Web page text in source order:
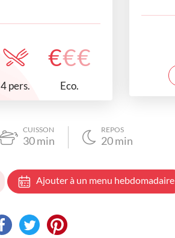
4 pers.
€€€
Eco.
CUISSON
30min
REPOS
20min
Ajouter à un menu hebdomadaire